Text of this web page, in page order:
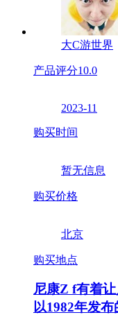
大C游世界
产品评分10.0
2023-11
购买时间
暂无信息
购买价格
北京
购买地点
尼康Z f有着
以1982年发